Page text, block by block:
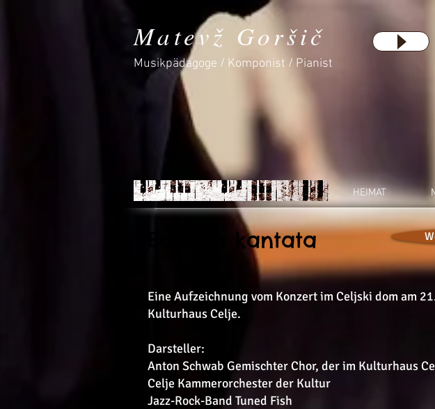
Matevž Goršič
Musikpädagoge / Komponist / Pianist
HEIMAT
Božična kantata
Eine Aufzeichnung vom Konzert im Celjski dom am
Kulturhaus Celje.
Darsteller:
Anton Schwab Gemischter Chor, der im Kulturhaus
Celje Kammerorchester der Kultur
Jazz-Rock-Band Tuned Fish